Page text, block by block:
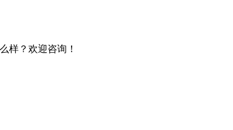
样？欢迎咨询！